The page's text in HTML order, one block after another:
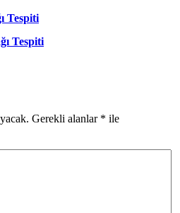
Tespiti
Tespiti
Gerekli alanlar * ile